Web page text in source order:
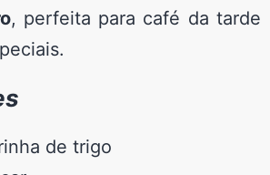
, perfeita para café da tarde
de trigo